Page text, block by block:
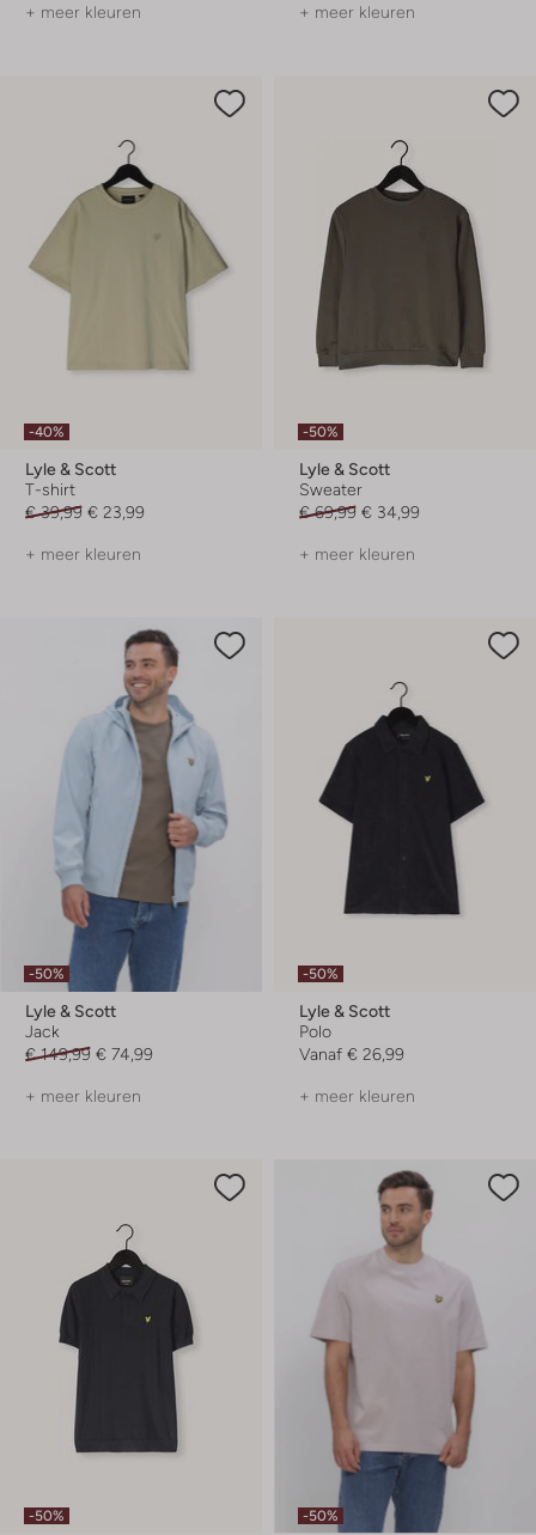
+ meer kleuren + meer kleuren
-40%
Lyle & Scott
T-shirt
€ 39,99 € 23,99
+ meer kleuren
-50%
Lyle & Scott
Sweater
€ 69,99 € 34,99
+ meer kleuren
-50%
Lyle & Scott
Jack
€ 149,99 € 74,99
+ meer kleuren
-50%
Lyle & Scott
Polo
Vanaf € 26,99
+ meer kleuren
-50% -50%